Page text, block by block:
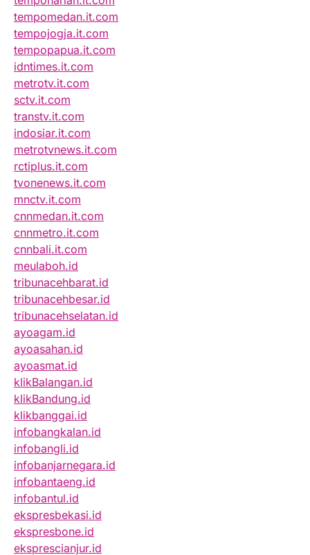
tempomedan.it.com
tempojogja.it.com
tempopapua.it.com
idntimes.it.com
metrotv.it.com
sctv.it.com
transtv.it.com
indosiar.it.com
metrotvnews.it.com
rctiplus.it.com
tvonenews.it.com
mnctv.it.com
cnnmedan.it.com
cnnmetro.it.com
cnnbali.it.com
meulaboh.id
tribunacehbarat.id
tribunacehbesar.id
tribunacehselatan.id
ayoagam.id
ayoasahan.id
ayoasmat.id
klikBalangan.id
klikBandung.id
klikbanggai.id
infobangkalan.id
infobangli.id
infobanjarnegara.id
infobantaeng.id
infobantul.id
ekspresbekasi.id
ekspresbone.id
eksprescianjur.id